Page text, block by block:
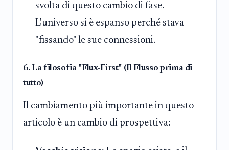
svolta di questo cambio di fase.
L'universo si è espanso perché stava
"fissando" le sue connessioni.
6. La filosofia "Flux-First" (Il Flusso prima di
tutto)
Il cambiamento più importante in questo
articolo è un cambio di prospettiva: